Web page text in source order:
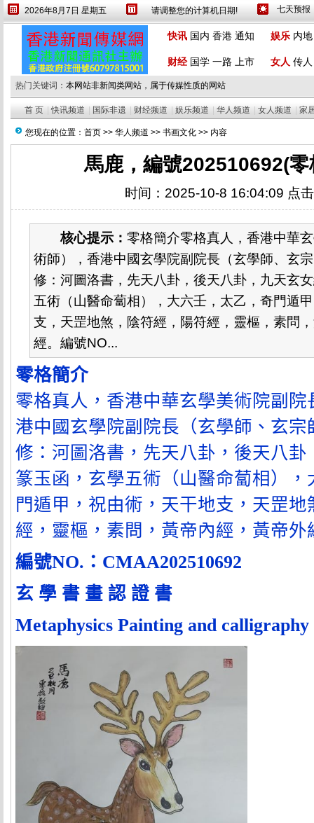
2026年8月7日 星期五 请调整您的计算机日期!
设为首页 繁體 快讯 国内 香港 通知 娱乐 内地
财经 国学 一路 上市 女人 传人
热门关键词： 本网站非新闻类网站，属于传媒性质的网站
首 页 |快讯频道 国际非遗 财经频道 娱乐频道 华人频道 女人频道 家
您现在的位置： 首页 >> 华人频道 >> 书画文化 >> 内容
馬鹿，編號202510692(零
时间：2025-10-8 16:04:09 点
核心提示： 零格簡介零格真人，香港中華
術師），香港中國玄學院副院長（玄學師、玄
修：河圖洛書，先天八卦，後天八卦，九天玄
五術（山醫命蔔相），大六壬，太乙，奇門遁
支，天罡地煞，陰符經，陽符經，靈樞，素問
經。編號NO...
零格簡介
零格真人，香港中華玄學美術院副
港中國玄學院副院長（玄學師、玄
修：河圖洛書，先天八卦，後天八卦
篆玉函，玄學五術（山醫命蔔相）
門遁甲，祝由術，天干地支，天罡
經，靈樞，素問，黃帝內經，黃帝外
編號NO. ： CMAA202510692
玄 學 書 畫 認 證 書
Metaphysics Painting and calligraphy